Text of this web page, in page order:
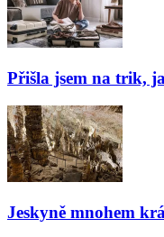
Přišla jsem na trik,
Jeskyně mnohem